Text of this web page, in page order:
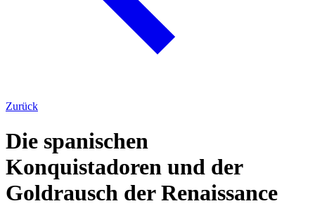
Zurück
Die spanischen
Konquistadoren und der
Goldrausch der Renaissance